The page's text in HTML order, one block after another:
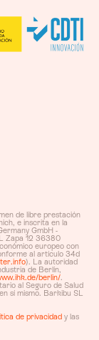
de libre prestación
e inscrita en la
GmbH -
Zapa 12 36380
europeo con
al artículo 34d
). La autoridad
de Berlín,
berlin/.
al Seguro de Salud
sí mismo. Barkibu SL
de privacidad y las